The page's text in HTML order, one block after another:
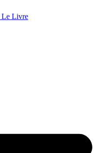
Le Livre